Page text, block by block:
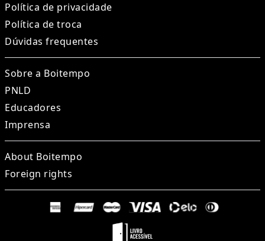
Política de privacidade
Política de troca
Dúvidas frequentes
Sobre a Boitempo
PNLD
Educadores
Imprensa
About Boitempo
Foreign rights